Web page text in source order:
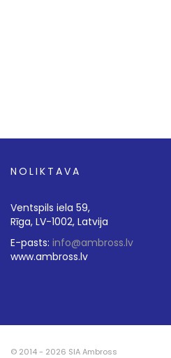
NOLIKTAVA
Ventspils iela 59,
Rīga, LV-1002, Latvija
E-pasts: info@ambross.lv
www.ambross.lv
© 2014 - 2026 SIA Ambross